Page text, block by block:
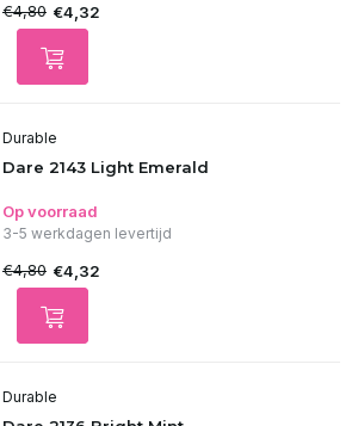
€4,80 €4,32
Durable
Dare 2143 Light Emerald
Op voorraad
3-5 werkdagen levertijd
€4,80 €4,32
Durable